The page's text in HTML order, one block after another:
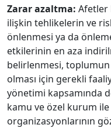
Zarar azaltma: Afetler
ilişkin tehlikelerin ve
önlenmesi ya da
etkilerinin en aza
belirlenmesi,
olması için gerekli
yönetimi kapsamında
kamu ve özel kurum
organizasyonlarının